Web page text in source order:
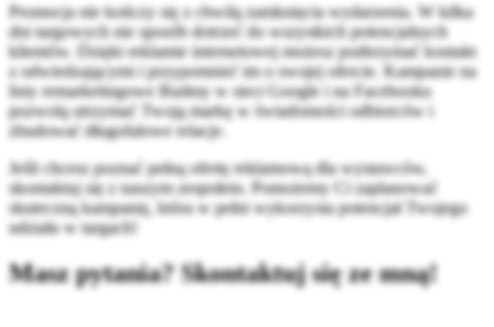
Promocja nie kończy się z chwilą zamknięcia wydarzenia. W kilka
dni targowych nie sposób dotrzeć do wszystkich potencjalnych
klientów. Dzięki reklamie internetowej możesz podtrzymać kontakt
z odwiedzającymi i przypomnieć im o swojej ofercie. Kampanie na
listy remarketingowe Budmy w sieci Google i na Facebooku
pozwolą utrzymać Twoją markę w świadomości odbiorców i
zbudować długofalowe relacje.
Jeśli chcesz poznać pełną ofertę reklamową dla wystawców,
skontaktuj się z naszym zespołem. Pomożemy Ci zaplanować
skuteczną kampanię, która w pełni wykorzysta potencjał Twojego
udziału w targach!
Masz pytania? Skontaktuj się ze mną!